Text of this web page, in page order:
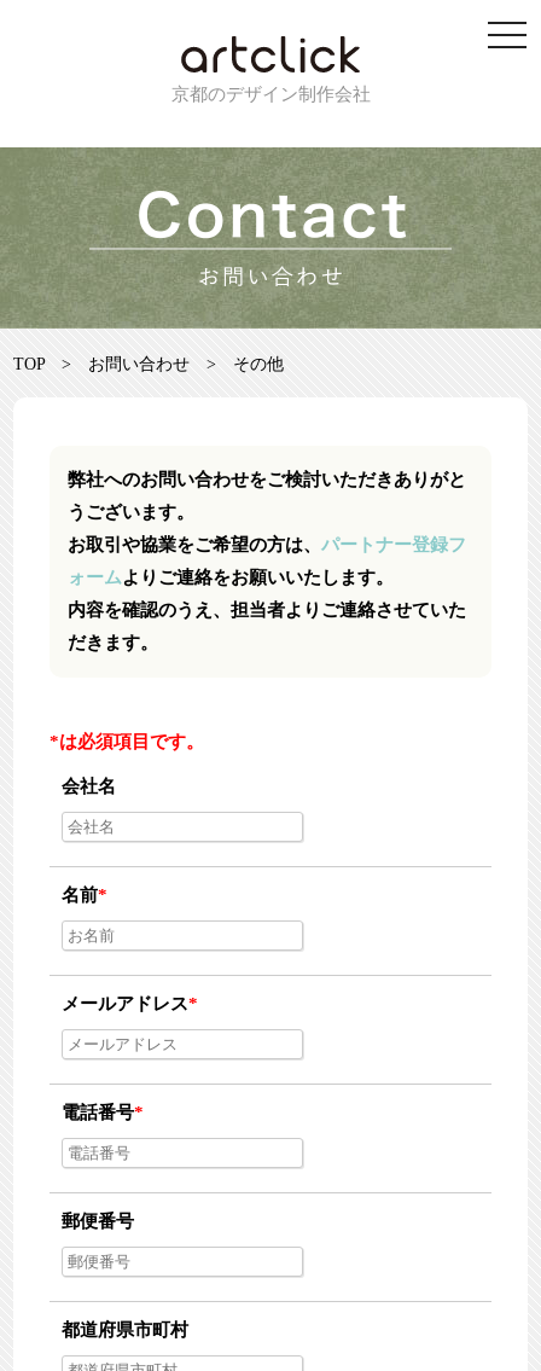
京都のデザイン制作会社
TOP > お問い合わせ > その他
弊社へのお問い合わせをご検討いただきありがと
うございます。
お取引や協業をご希望の方は、パートナー登録フ
ォームよりご連絡をお願いいたします。
内容を確認のうえ、担当者よりご連絡させていた
だきます。
*は必須項目です。
会社名
名前*
メールアドレス*
電話番号*
郵便番号
都道府県市町村